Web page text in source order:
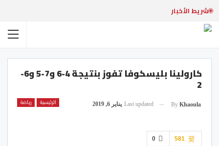
شريط الأخبار
كارولينا بليسكوفا تفوز بنتيجة 4-6 و7-5 و6-
2
الرئيسية رياضة By Khaoula
Last updated يناير 6, 2019
0 581